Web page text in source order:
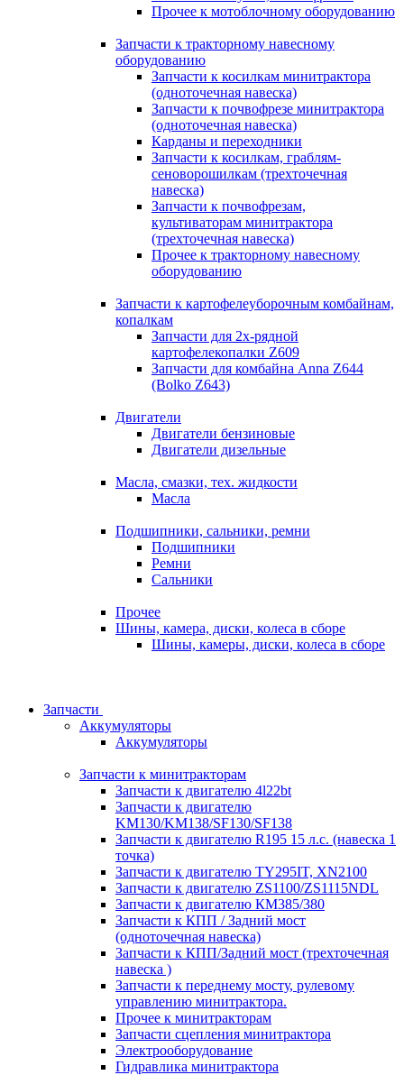
Прочее к мотоблочному оборудованию
Запчасти к тракторному навесному
оборудованию
Запчасти к косилкам минитрактора
(одноточечная навеска)
Запчасти к почвофрезе минитрактора
(одноточечная навеска)
Карданы и переходники
Запчасти к косилкам, граблям-
сеноворошилкам (трехточечная
навеска)
Запчасти к почвофрезам,
культиваторам минитрактора
(трехточечная навеска)
Прочее к тракторному навесному
оборудованию
Запчасти к картофелеуборочным комбайнам,
копалкам
Запчасти для 2х-рядной
картофелекопалки Z609
Запчасти для комбайна Anna Z644
(Bolko Z643)
Двигатели
Двигатели бензиновые
Двигатели дизельные
Масла, смазки, тех. жидкости
Масла
Подшипники, сальники, ремни
Подшипники
Ремни
Сальники
Прочее
Шины, камера, диски, колеса в сборе
Шины, камеры, диски, колеса в сборе
Запчасти
Аккумуляторы
Аккумуляторы
Запчасти к минитракторам
Запчасти к двигателю 4l22bt
Запчасти к двигателю
KM130/KM138/SF130/SF138
Запчасти к двигателю R195 15 л.с. (навеска 1
точка)
Запчасти к двигателю TY295IT, XN2100
Запчасти к двигателю ZS1100/ZS1115NDL
Запчасти к двигателю КМ385/380
Запчасти к КПП / Задний мост
(одноточечная навеска)
Запчасти к КПП/Задний мост (трехточечная
навеска )
Запчасти к переднему мосту, рулевому
управлению минитрактора.
Прочее к минитракторам
Запчасти сцепления минитрактора
Электрооборудование
Гидравлика минитрактора